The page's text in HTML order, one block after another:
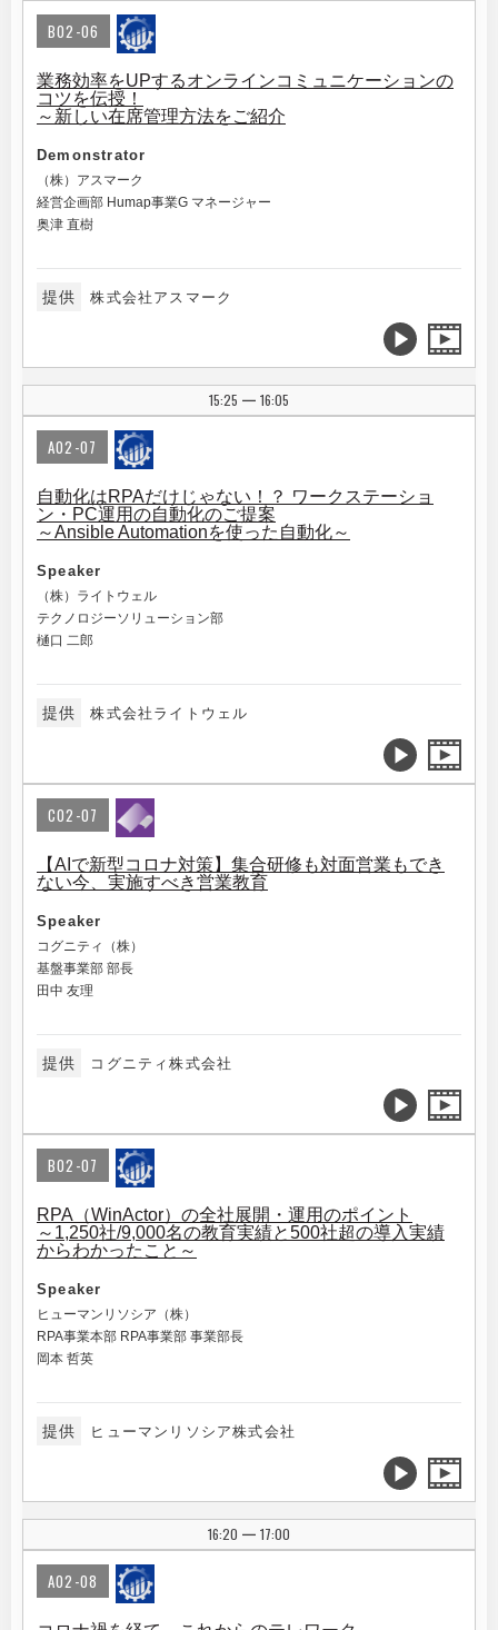
B02-06
業務効率をUPするオンラインコミュニケーションの
コツを伝授！
～新しい在席管理方法をご紹介
Demonstrator
（株）アスマーク
経営企画部 Humap事業G マネージャー
奥津 直樹
提供 株式会社アスマーク
15:25 | 16:05
A02-07
自動化はRPAだけじゃない！？ ワークステーショ
ン・PC運用の自動化のご提案
～Ansible Automationを使った自動化～
Speaker
（株）ライトウェル
テクノロジーソリューション部
樋口 二郎
提供 株式会社ライトウェル
C02-07
【AIで新型コロナ対策】集合研修も対面営業もでき
ない今、実施すべき営業教育
Speaker
コグニティ（株）
基盤事業部 部長
田中 友理
提供 コグニティ株式会社
B02-07
RPA（WinActor）の全社展開・運用のポイント
～1,250社/9,000名の教育実績と500社超の導入実績
からわかったこと～
Speaker
ヒューマンリソシア（株）
RPA事業本部 RPA事業部 事業部長
岡本 哲英
提供 ヒューマンリソシア株式会社
16:20 | 17:00
A02-08